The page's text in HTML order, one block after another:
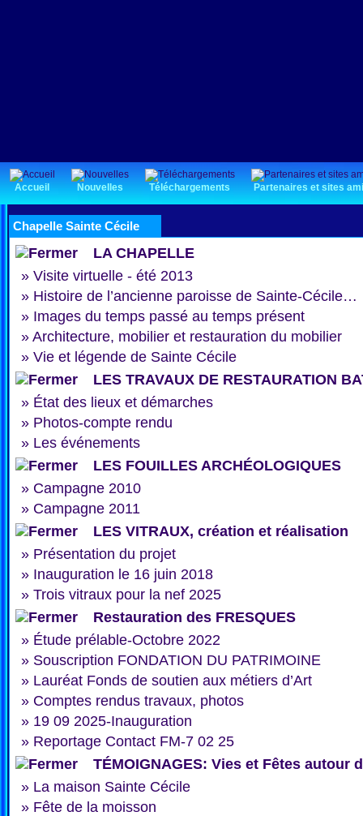
Accueil Nouvelles Téléchargements Partenaires et sites
Chapelle Sainte Cécile
LA CHAPELLE
» Visite virtuelle - été 2013
» Histoire de l’ancienne paroisse de Sainte-Cécile…
» Images du temps passé au temps présent
» Architecture, mobilier et restauration du mobilier
» Vie et légende de Sainte Cécile
LES TRAVAUX DE RESTAURATION
» État des lieux et démarches
» Photos-compte rendu
» Les événements
LES FOUILLES ARCHÉOLOGIQUES
» Campagne 2010
» Campagne 2011
LES VITRAUX, création et réalisation
» Présentation du projet
» Inauguration le 16 juin 2018
» Trois vitraux pour la nef 2025
Restauration des FRESQUES
» Étude prélable-Octobre 2022
» Souscription FONDATION DU PATRIMOINE
» Lauréat Fonds de soutien aux métiers d’Art
» Comptes rendus travaux, photos
» 19 09 2025-Inauguration
» Reportage Contact FM-7 02 25
TÉMOIGNAGES: Vies et Fêtes autour
» La maison Sainte Cécile
» Fête de la moisson